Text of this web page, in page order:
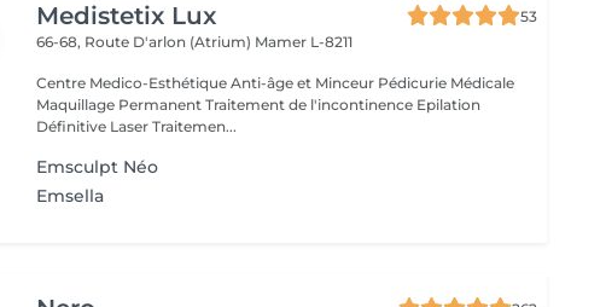
Medistetix Lux
53
66-68, Route D'arlon (Atrium) Mamer L-8211
Centre Medico-Esthétique Anti-âge et Minceur Pédicurie Médicale
Maquillage Permanent Traitement de l'incontinence Epilation
Définitive Laser Traitemen...
Emsculpt Néo
Emsella